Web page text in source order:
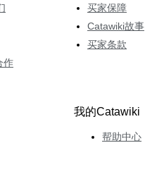
作
买家保障
Catawiki故事
买家条款
我的Catawiki
帮助中心